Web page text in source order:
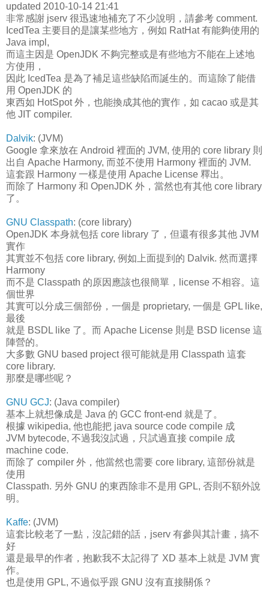
updated 2010-10-14 21:41
非常感謝 jserv 很迅速地補充了不少說明，請參考 comment.
IcedTea 主要目的是讓某些地方，例如 RatHat 有能夠使用的
Java impl,
而這主因是 OpenJDK 不夠完整或是有些地方不能在上述地
方使用，
因此 IcedTea 是為了補足這些缺陷而誕生的。而這除了能借
用 OpenJDK 的
東西如 HotSpot 外，也能換成其他的實作，如 cacao 或是其
他 JIT compiler.
Dalvik: (JVM)
Google 拿來放在 Android 裡面的 JVM, 使用的 core library 則
出自 Apache Harmony, 而並不使用 Harmony 裡面的 JVM.
這套跟 Harmony 一樣是使用 Apache License 釋出。
而除了 Harmony 和 OpenJDK 外，當然也有其他 core library
了。
GNU Classpath: (core library)
OpenJDK 本身就包括 core library 了，但還有很多其他 JVM
實作
其實並不包括 core library, 例如上面提到的 Dalvik. 然而選擇
Harmony
而不是 Classpath 的原因應該也很簡單，license 不相容。這
個世界
其實可以分成三個部份，一個是 proprietary, 一個是 GPL like,
最後
就是 BSDL like 了。而 Apache License 則是 BSD license 這
陣營的。
大多數 GNU based project 很可能就是用 Classpath 這套
core library.
那麼是哪些呢？
GNU GCJ: (Java compiler)
基本上就想像成是 Java 的 GCC front-end 就是了。
根據 wikipedia, 他也能把 java source code compile 成
JVM bytecode, 不過我沒試過，只試過直接 compile 成
machine code.
而除了 compiler 外，他當然也需要 core library, 這部份就是
使用
Classpath. 另外 GNU 的東西除非不是用 GPL, 否則不額外說
明。
Kaffe: (JVM)
這套比較老了一點，沒記錯的話，jserv 有參與其計畫，搞不
好
還是最早的作者，抱歉我不太記得了 XD 基本上就是 JVM 實
作。
也是使用 GPL, 不過似乎跟 GNU 沒有直接關係？